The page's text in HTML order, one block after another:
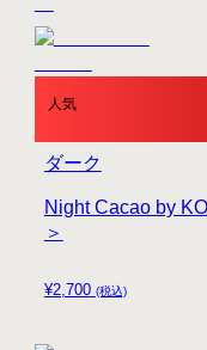
人気
¥2,700 (税込)
Night Cacao by
＞
ダーク